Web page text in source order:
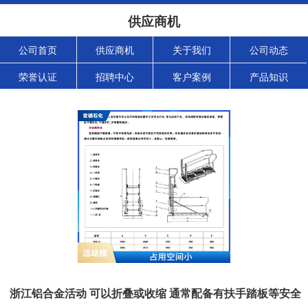
供应商机
公司首页 供应商机 关于我们 公司动态
荣誉认证 招聘中心 客户案例 产品知识
浙江铝合金活动 可以折叠或收缩 通常配备有扶手踏板等安全